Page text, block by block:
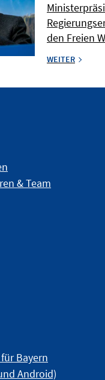
den Freien
WEITER
& Team
Bayern
Android)